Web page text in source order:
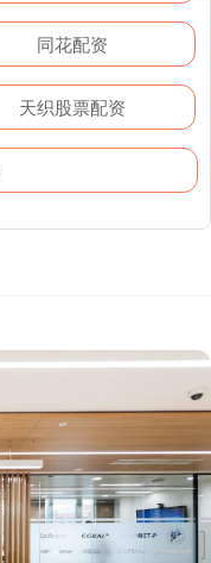
同花配资
天织股票配资